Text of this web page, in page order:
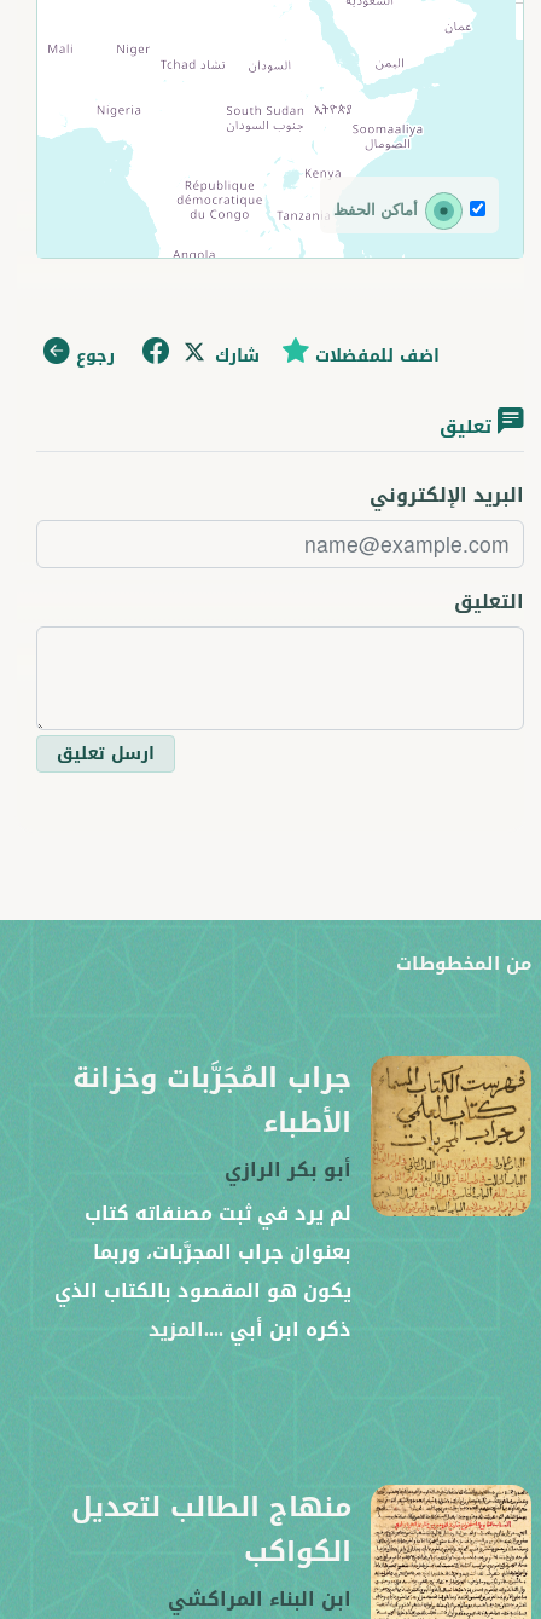
أماكن الحفظ
رجوع شارك اضف للمفضلات
تعليق
البريد الإلكتروني
التعليق
ارسل تعليق
المخطوطات
جراب المُجَرَّبات وخزانة
الأطباء
أبو بكر الرازي
لم يرد في ثبت مصنفاته كتاب
بعنوان جراب المجرَّبات، وربما
يكون هو المقصود بالكتاب الذي
ذكره ابن أبي....المزيد
منهاج الطالب لتعديل
الكواكب
ابن البناء المراكشي